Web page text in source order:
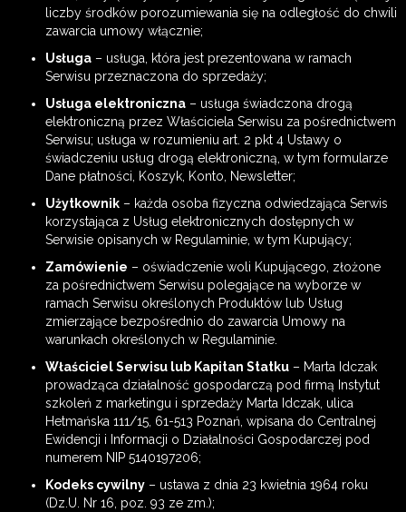
liczby środków porozumiewania się na odległość do chwili
zawarcia umowy włącznie;
Usługa – usługa, która jest prezentowana w ramach
Serwisu przeznaczona do sprzedaży;
Usługa elektroniczna – usługa świadczona drogą
elektroniczną przez Właściciela Serwisu za pośrednictwem
Serwisu; usługa w rozumieniu art. 2 pkt 4 Ustawy o
świadczeniu usług drogą elektroniczną, w tym formularze
Dane płatności, Koszyk, Konto, Newsletter;
Użytkownik – każda osoba fizyczna odwiedzająca Serwis
korzystająca z Usług elektronicznych dostępnych w
Serwisie opisanych w Regulaminie, w tym Kupujący;
Zamówienie – oświadczenie woli Kupującego, złożone
za pośrednictwem Serwisu polegające na wyborze w
ramach Serwisu określonych Produktów lub Usług
zmierzające bezpośrednio do zawarcia Umowy na
warunkach określonych w Regulaminie.
Właściciel Serwisu lub Kapitan Statku – Marta Idczak
prowadząca działalność gospodarczą pod firmą Instytut
szkoleń z marketingu i sprzedaży Marta Idczak, ulica
Hetmańska 111/15, 61-513 Poznań, wpisana do Centralnej
Ewidencji i Informacji o Działalności Gospodarczej pod
numerem NIP 5140197206;
Kodeks cywilny – ustawa z dnia 23 kwietnia 1964 roku
(Dz.U. Nr 16, poz. 93 ze zm.);